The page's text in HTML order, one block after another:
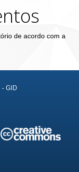
de acordo com a
- GID